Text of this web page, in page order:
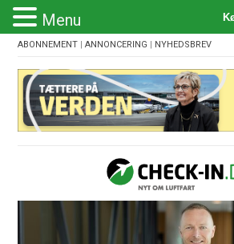
ABONNEMENT |ANNONCERING | NYHEDSBREV
Menu